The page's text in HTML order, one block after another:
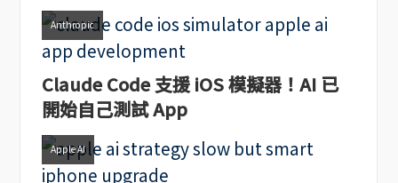
Anthropic
Claude Code 支援 iOS 模擬器！AI 已
開始自己測試 App
Apple AI